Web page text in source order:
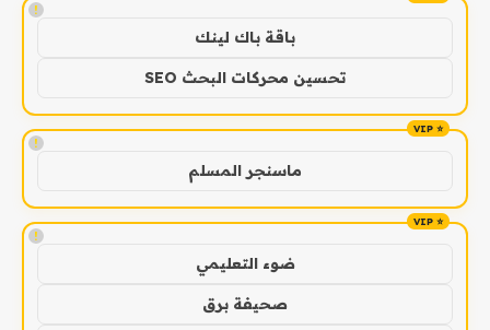
!
باقة باك لينك
تحسين محركات البحث SEO
!
ماسنجر المسلم
!
ضوء التعليمي
صحيفة برق